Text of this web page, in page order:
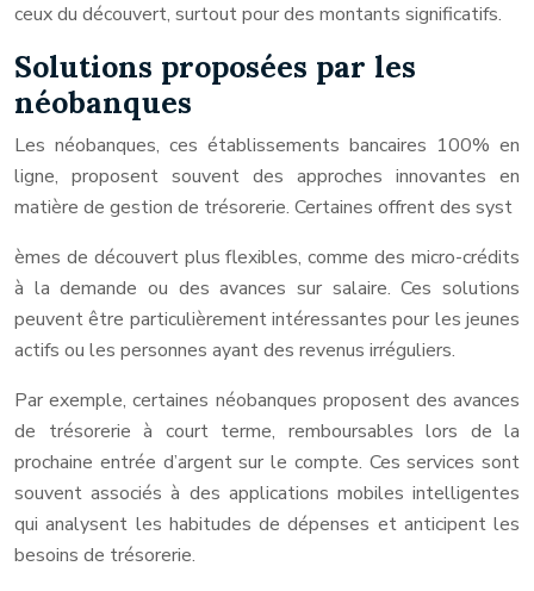
ceux du découvert, surtout pour des montants significatifs.
Solutions proposées par les
néobanques
Les néobanques, ces établissements bancaires 100% en
ligne, proposent souvent des approches innovantes en
matière de gestion de trésorerie. Certaines offrent des syst
èmes de découvert plus flexibles, comme des micro-crédits
à la demande ou des avances sur salaire. Ces solutions
peuvent être particulièrement intéressantes pour les jeunes
actifs ou les personnes ayant des revenus irréguliers.
Par exemple, certaines néobanques proposent des avances
de trésorerie à court terme, remboursables lors de la
prochaine entrée d’argent sur le compte. Ces services sont
souvent associés à des applications mobiles intelligentes
qui analysent les habitudes de dépenses et anticipent les
besoins de trésorerie.